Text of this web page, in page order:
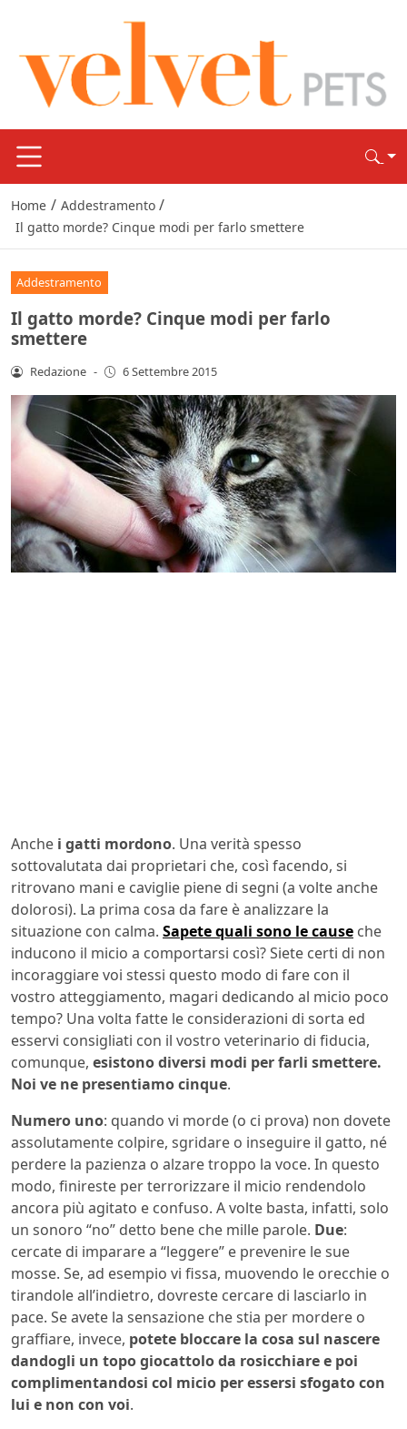
Home / Addestramento /
Il gatto morde? Cinque modi per farlo smettere
Addestramento
Il gatto morde? Cinque modi per farlo
smettere
Redazione - 6 Settembre 2015
Anche i gatti mordono. Una verità spesso
sottovalutata dai proprietari che, così facendo, si
ritrovano mani e caviglie piene di segni (a volte anche
dolorosi). La prima cosa da fare è analizzare la
situazione con calma. Sapete quali sono le cause che
inducono il micio a comportarsi così? Siete certi di non
incoraggiare voi stessi questo modo di fare con il
vostro atteggiamento, magari dedicando al micio poco
tempo? Una volta fatte le considerazioni di sorta ed
esservi consigliati con il vostro veterinario di fiducia,
comunque, esistono diversi modi per farli smettere.
Noi ve ne presentiamo cinque.
Numero uno: quando vi morde (o ci prova) non dovete
assolutamente colpire, sgridare o inseguire il gatto, né
perdere la pazienza o alzare troppo la voce. In questo
modo, finireste per terrorizzare il micio rendendolo
ancora più agitato e confuso. A volte basta, infatti, solo
un sonoro “no” detto bene che mille parole. Due:
cercate di imparare a “leggere” e prevenire le sue
mosse. Se, ad esempio vi fissa, muovendo le orecchie o
tirandole all’indietro, dovreste cercare di lasciarlo in
pace. Se avete la sensazione che stia per mordere o
graffiare, invece, potete bloccare la cosa sul nascere
dandogli un topo giocattolo da rosicchiare e poi
complimentandosi col micio per essersi sfogato con
lui e non con voi.